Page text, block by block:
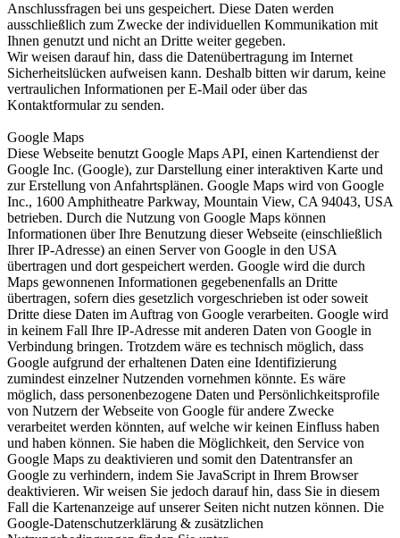
Anschlussfragen bei uns gespeichert. Diese Daten werden
ausschließlich zum Zwecke der individuellen Kommunikation mit
Ihnen genutzt und nicht an Dritte weiter gegeben.
Wir weisen darauf hin, dass die Datenübertragung im Internet
Sicherheitslücken aufweisen kann. Deshalb bitten wir darum, keine
vertraulichen Informationen per E-Mail oder über das
Kontaktformular zu senden.
Google Maps
Diese Webseite benutzt Google Maps API, einen Kartendienst der
Google Inc. (Google), zur Darstellung einer interaktiven Karte und
zur Erstellung von Anfahrtsplänen. Google Maps wird von Google
Inc., 1600 Amphitheatre Parkway, Mountain View, CA 94043, USA
betrieben. Durch die Nutzung von Google Maps können
Informationen über Ihre Benutzung dieser Webseite (einschließlich
Ihrer IP-Adresse) an einen Server von Google in den USA
übertragen und dort gespeichert werden. Google wird die durch
Maps gewonnenen Informationen gegebenenfalls an Dritte
übertragen, sofern dies gesetzlich vorgeschrieben ist oder soweit
Dritte diese Daten im Auftrag von Google verarbeiten. Google wird
in keinem Fall Ihre IP-Adresse mit anderen Daten von Google in
Verbindung bringen. Trotzdem wäre es technisch möglich, dass
Google aufgrund der erhaltenen Daten eine Identifizierung
zumindest einzelner Nutzenden vornehmen könnte. Es wäre
möglich, dass personenbezogene Daten und Persönlichkeitsprofile
von Nutzern der Webseite von Google für andere Zwecke
verarbeitet werden könnten, auf welche wir keinen Einfluss haben
und haben können. Sie haben die Möglichkeit, den Service von
Google Maps zu deaktivieren und somit den Datentransfer an
Google zu verhindern, indem Sie JavaScript in Ihrem Browser
deaktivieren. Wir weisen Sie jedoch darauf hin, dass Sie in diesem
Fall die Kartenanzeige auf unserer Seiten nicht nutzen können. Die
Google-Datenschutzerklärung & zusätzlichen